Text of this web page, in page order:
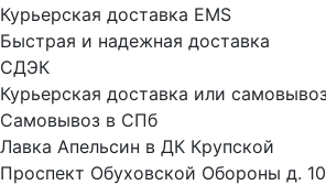
Курьерская доставка EMS
Быстрая и надежная доставка
СДЭК
Курьерская доставка или
Самовывоз в СПб
Лавка Апельсин в ДК Крупской
Проспект Обуховской Обороны д.